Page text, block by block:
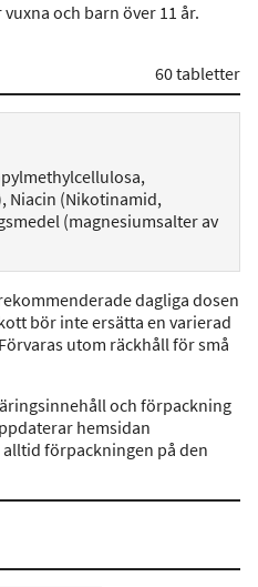
och barn över 11 år.
60 tabletter
Niacin (Nikotinamid,
(magnesiumsalter av
dagliga dosen
bör inte ersätta en varierad
utom räckhåll för små
och förpackning
hemsidan
förpackningen på den